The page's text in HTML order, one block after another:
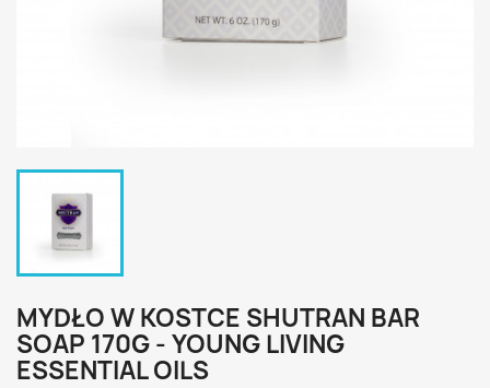
MYDŁO W KOSTCE SHUTRAN BAR
SOAP 170G - YOUNG LIVING
ESSENTIAL OILS